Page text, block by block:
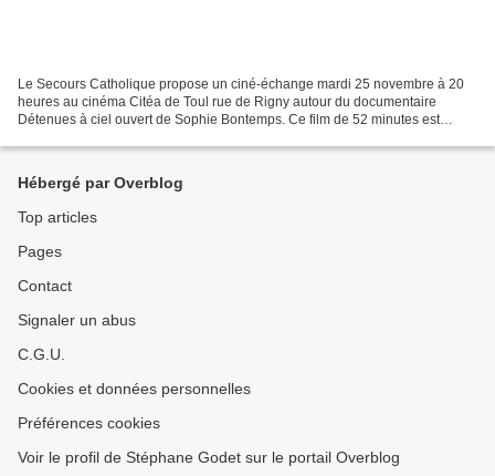
Le Secours Catholique propose un ciné-échange mardi 25 novembre à 20
heures au cinéma Citéa de Toul rue de Rigny autour du documentaire
Détenues à ciel ouvert de Sophie Bontemps. Ce film de 52 minutes est
Hébergé par Overblog
Top articles
Pages
Contact
Signaler un abus
C.G.U.
Cookies et données personnelles
Préférences cookies
Voir le profil de Stéphane Godet sur le portail Overblog